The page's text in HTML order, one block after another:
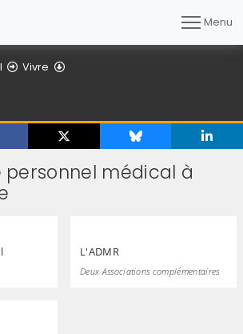
Menu
Vivre
personnel médical à
L'ADMR
Deux Associations complémentaires